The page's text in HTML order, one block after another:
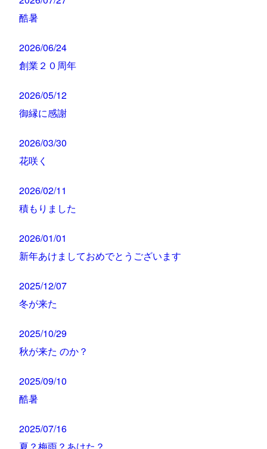
酷暑
2026/06/24
創業２０周年
2026/05/12
御縁に感謝
2026/03/30
花咲く
2026/02/11
積もりました
2026/01/01
新年あけましておめでとうございます
2025/12/07
冬が来た
2025/10/29
秋が来た のか？
2025/09/10
酷暑
2025/07/16